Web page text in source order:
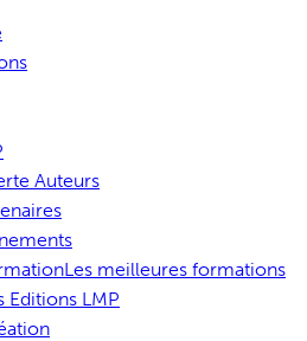
Auteurs
Les meilleures formations
Editions LMP